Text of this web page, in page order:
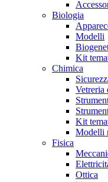
Biologia
Modelli
Kit
Chimica
Vetreria
Kit
Modelli
Fisica
Ottica